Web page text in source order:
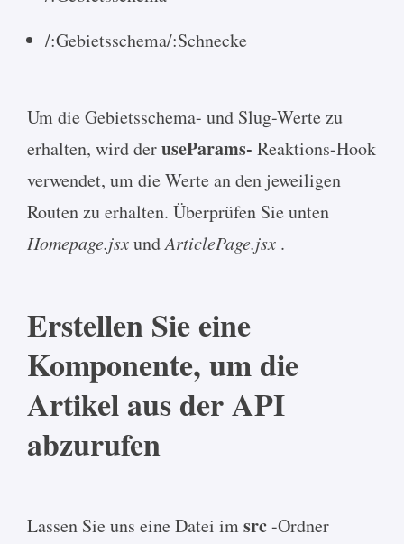
/:Gebietsschema/:Schnecke
Um die Gebietsschema- und Slug-Werte zu
erhalten, wird deruseParams- Reaktions-Hook
verwendet, um die Werte an den jeweiligen
Routen zu erhalten. Überprüfen Sie unten
Homepage.jsxundArticlePage.jsx .
Erstellen Sie eine
Komponente, um die
Artikel aus der API
abzurufen
Lassen Sie uns eine Datei imsrc-Ordner